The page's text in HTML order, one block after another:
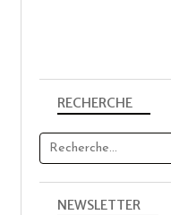
NEWSLETTER
RECHERCHE